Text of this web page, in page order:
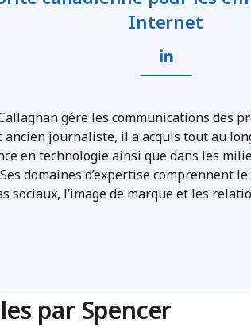
Internet
gère les communications des
ancien journaliste, il a acquis tout au
en technologie ainsi que dans les
domaines d’expertise comprennent
sociaux, l’image de marque et les
par Spencer